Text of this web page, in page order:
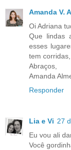
Amanda V.
Oi Adriana
Que lindas
esses
tem
Abraços,
Amanda
Responder
Lia e Vi 27
Eu vou ali
Você